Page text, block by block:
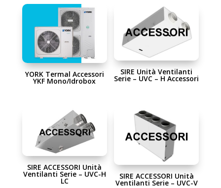
YORK Termal Accessori
YKF Mono/Idrobox
SIRE Unità Ventilanti
Serie – UVC – H Accessori
SIRE ACCESSORI Unità
Ventilanti Serie – UVC-H
LC
SIRE ACCESSORI Unità
Ventilanti Serie – UVC-V